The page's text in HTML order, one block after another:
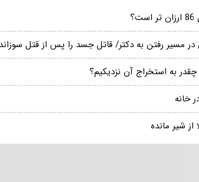
مسیر رفتن به دکتر/ قاتل جسد را پس از قتل
به استخراج آن‌ نزدیکیم؟
خانه
شیر مانده